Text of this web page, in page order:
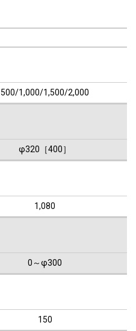
500/1,000/1,500/2,000
φ320［400］
1,080
0～φ300
150